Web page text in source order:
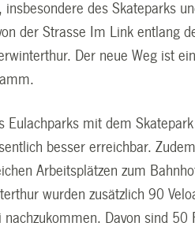
insbesondere des Skateparks
der Strasse Im Link entlang
Der neue Weg ist
mit dem
besser erreichbar.
Arbeitsplätzen zum
wurden zusätzlich 90
Davon sind